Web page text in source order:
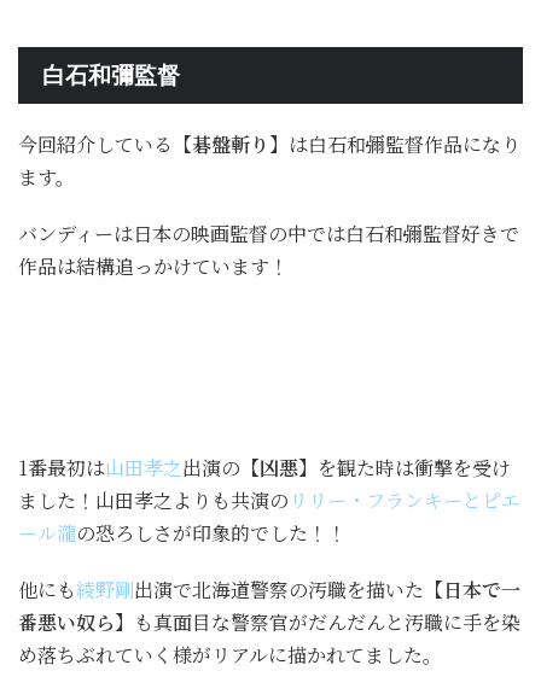
白石和彌監督
今回紹介している 【碁盤斬り】 は白石和彌監督作品になり
ます。
バンディーは日本の映画監督の中では白石和彌監督好きで
作品は結構追っかけています！
1番最初は山田孝之出演の 【凶悪】 を観た時は衝撃を受け
ました！山田孝之よりも共演の リリー・フランキーとピエ
ール瀧の恐ろしさが印象的でした！！
他にも綾野剛出演で北海道警察の汚職を描いた 【日本で一
番悪い奴ら】 も真面目な警察官がだんだんと汚職に手を染
め落ちぶれていく様がリアルに描かれてました。